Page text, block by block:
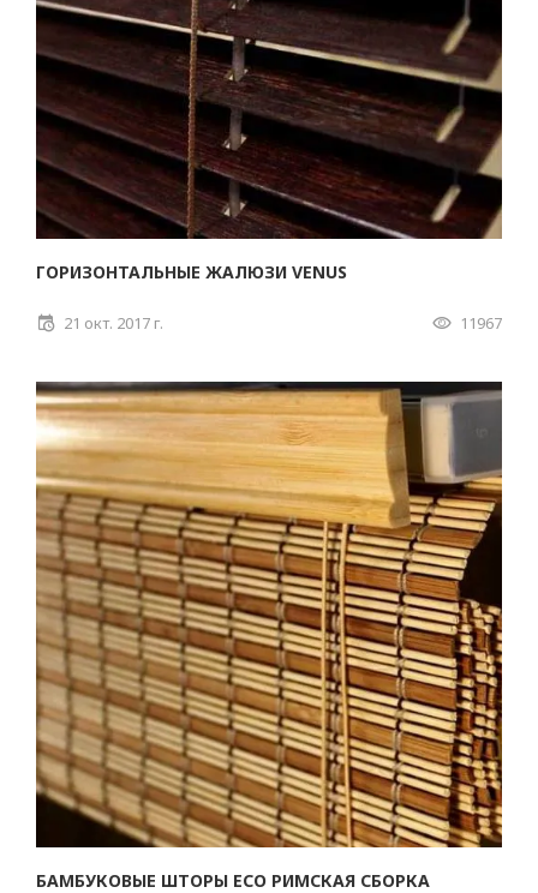
ГОРИЗОНТАЛЬНЫЕ ЖАЛЮЗИ VENUS
21 окт. 2017 г. 11967
БАМБУКОВЫЕ ШТОРЫ ECO РИМСКАЯ СБОРКА